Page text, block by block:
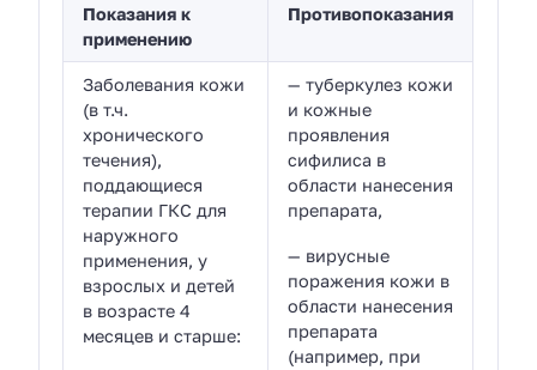
Показания к
применению
Противопоказания
Заболевания кожи
(в т.ч.
хронического
течения),
поддающиеся
терапии ГКС для
наружного
применения, у
взрослых и детей
в возрасте 4
месяцев и старше:
— туберкулез кожи
и кожные
проявления
сифилиса в
области нанесения
препарата,
— вирусные
поражения кожи в
области нанесения
препарата
(например, при